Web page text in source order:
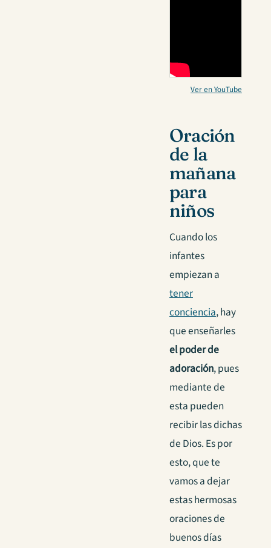
Ver en YouTube
Oración
de la
mañana
para
niños
Cuando los
infantes
empiezan a
tener
conciencia, hay
que enseñarles
el poder de
adoración, pues
mediante de
esta pueden
recibir las dichas
de Dios. Es por
esto, que te
vamos a dejar
estas hermosas
oraciones de
buenos días